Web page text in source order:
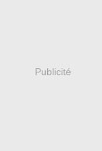
Publicité